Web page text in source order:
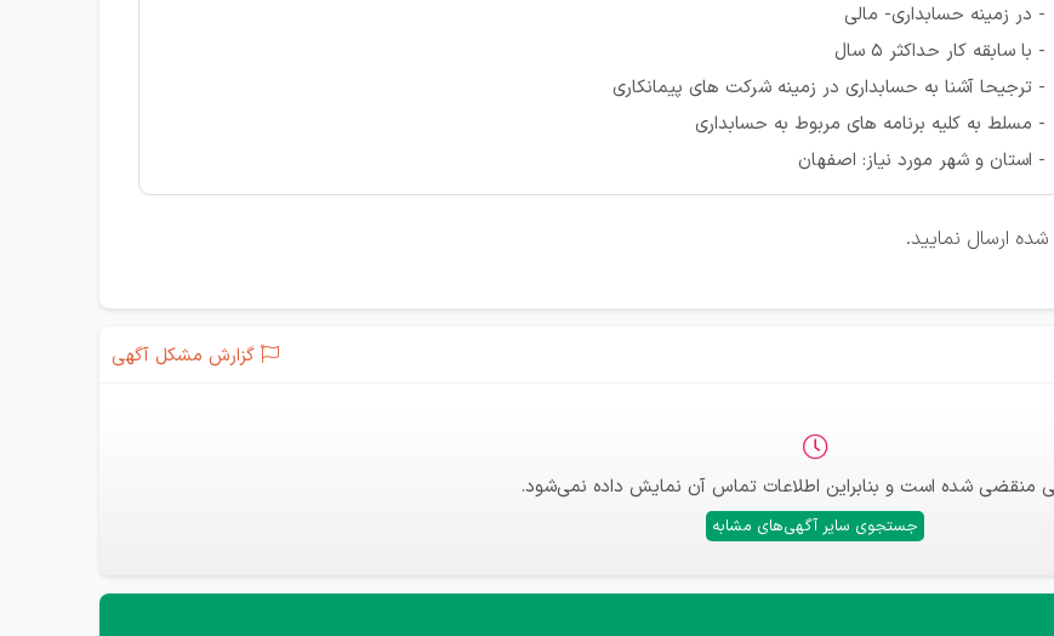
- در زمینه حسابداری- مالی
- با سابقه کار حداکثر 5 سال
- ترجیحا آشنا به حسابداری در زمینه شرکت های پیمانکاری
- مسلط به کلیه برنامه های مربوط به حسابداری
- استان و شهر مورد نیاز: اصفهان
ارسال نمایید.
گزارش مشکل آگهی
منقضی شده است و بنابراین اطلاعات تماس آن نمایش داده نمی‌شود.
جستجوی سایر آگهی‌های مشابه